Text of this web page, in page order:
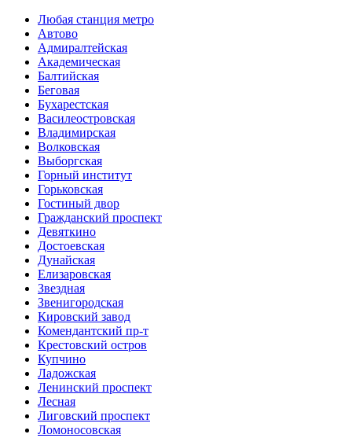
Любая станция метро
Автово
Адмиралтейская
Академическая
Балтийская
Беговая
Бухарестская
Василеостровская
Владимирская
Волковская
Выборгская
Горный институт
Горьковская
Гостиный двор
Гражданский проспект
Девяткино
Достоевская
Дунайская
Елизаровская
Звездная
Звенигородская
Кировский завод
Комендантский пр-т
Крестовский остров
Купчино
Ладожская
Ленинский проспект
Лесная
Лиговский проспект
Ломоносовская